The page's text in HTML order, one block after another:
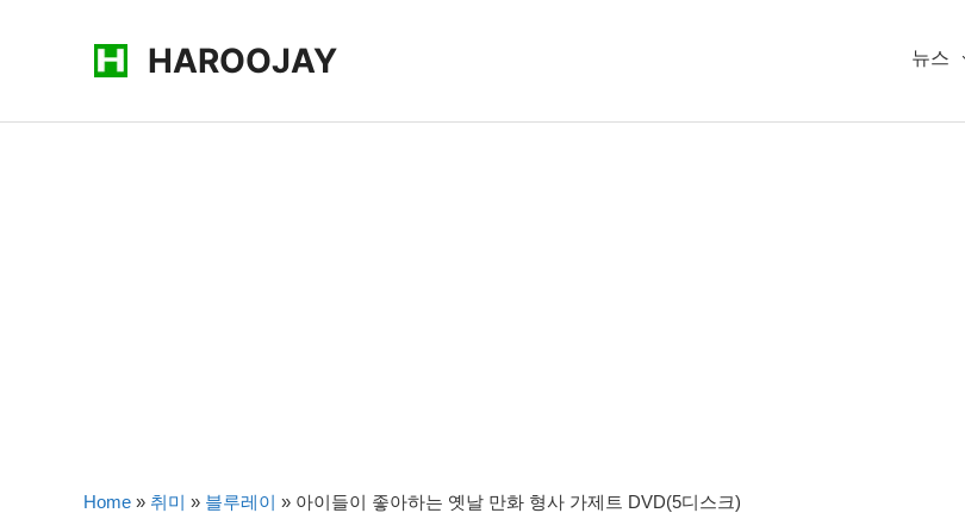
로
HAROOJAY 뉴스
Home » 취미 » 블루레이 » 아이들이 좋아하는 옛날 만화 형사 가제트 DVD(5디스크)